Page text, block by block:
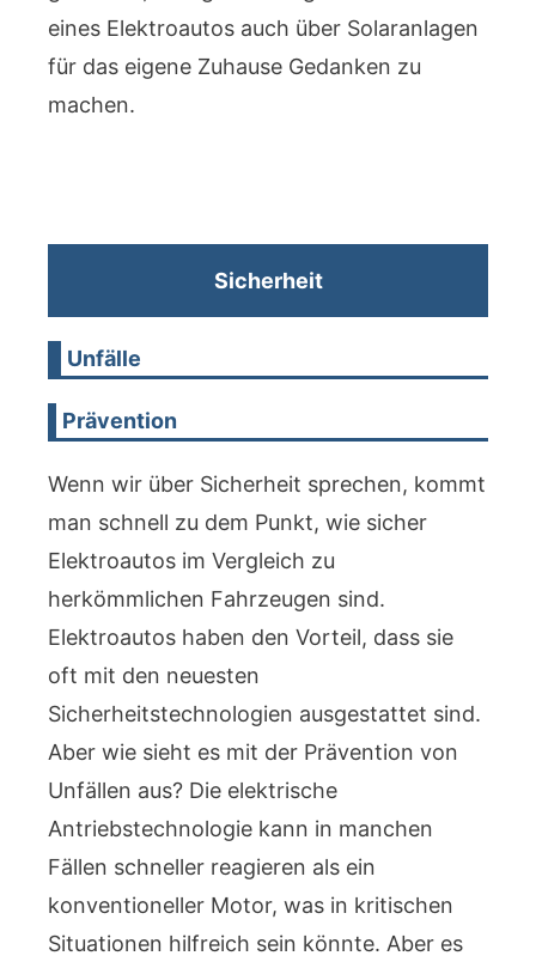
eines Elektroautos auch über Solaranlagen
für das eigene Zuhause Gedanken zu
machen.
Sicherheit
Unfälle
Prävention
Wenn wir über Sicherheit sprechen, kommt
man schnell zu dem Punkt, wie sicher
Elektroautos im Vergleich zu
herkömmlichen Fahrzeugen sind.
Elektroautos haben den Vorteil, dass sie
oft mit den neuesten
Sicherheitstechnologien ausgestattet sind.
Aber wie sieht es mit der Prävention von
Unfällen aus? Die elektrische
Antriebstechnologie kann in manchen
Fällen schneller reagieren als ein
konventioneller Motor, was in kritischen
Situationen hilfreich sein könnte. Aber es